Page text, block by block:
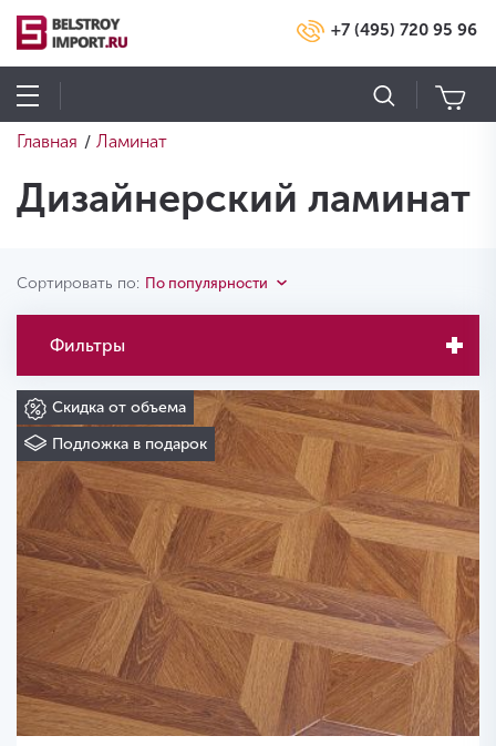
+7 (495) 720 95 96
Главная / Ламинат
Дизайнерский ламинат
Сортировать по: По популярности
Фильтры
Скидка от объема
Подложка в подарок